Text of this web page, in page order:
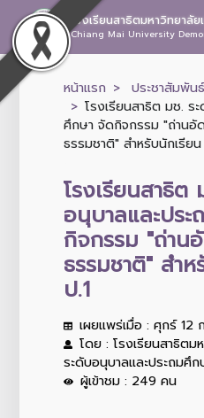
โรงเรียนสาธิตมหาวิทยาลั
Chiang Mai University
หน้าแรก
ประชาสัมพันธ์
โรงเรียนสาธิต มช. ร
ศึกษา จัดกิจกรรม "ถ่านอั
ธรรมชาติ" สำหรับนักเรียน
โรงเรียนสาธิต
อนุบาลและปร
กิจกรรม "ถ่าน
ธรรมชาติ" สำ
ป.1
เผยแพร่เมื่อ : ศุกร์ 12
โดย : โรงเรียนสาธิตม
ระดับอนุบาลและประถมศึก
ผู้เข้าชม : 249 คน